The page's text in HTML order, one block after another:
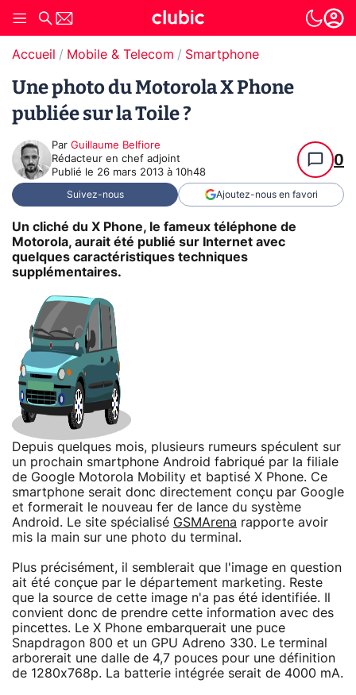
Accueil Mobile & Telecom Smartphone
Une photo du Motorola X Phone
publiée sur la Toile ?
Par Guillaume Belfiore
Rédacteur en chef adjoint
Publié le 26 mars 2013 à 10h48
0
Suivez-nous Ajoutez-nous en favori
Un cliché du X Phone, le fameux téléphone de
Motorola, aurait été publié sur Internet avec
quelques caractéristiques techniques
supplémentaires.
Depuis quelques mois, plusieurs rumeurs spéculent sur
un prochain smartphone Android fabriqué par la filiale
de Google Motorola Mobility et baptisé X Phone. Ce
smartphone serait donc directement conçu par Google
et formerait le nouveau fer de lance du système
Android. Le site spécialisé GSMArena rapporte avoir
mis la main sur une photo du terminal.
Plus précisément, il semblerait que l'image en question
ait été conçue par le département marketing. Reste
que la source de cette image n'a pas été identifiée. Il
convient donc de prendre cette information avec des
pincettes. Le X Phone embarquerait une puce
Snapdragon 800 et un GPU Adreno 330. Le terminal
arborerait une dalle de 4,7 pouces pour une définition
de 1280x768p. La batterie intégrée serait de 4000 mA.